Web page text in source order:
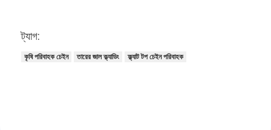
ট্যাগ:
কৃষি পরিবাহক চেইন তারের জাল ক্ল্যাডিং ফ্ল্যাট টপ চেইন পরিবাহক